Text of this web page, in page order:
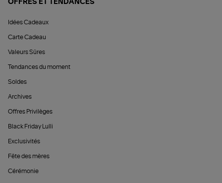
OFFRES ET TENDANCES
Idées Cadeaux
Carte Cadeau
Valeurs Sûres
Tendances du moment
Soldes
Archives
Offres Privilèges
Black Friday Lulli
Exclusivités
Fête des mères
Cérémonie